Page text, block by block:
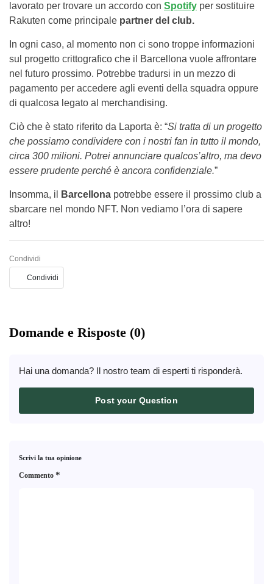
lavorato per trovare un accordo con Spotify per sostituire
Rakuten come principale partner del club.
In ogni caso, al momento non ci sono troppe informazioni
sul progetto crittografico che il Barcellona vuole affrontare
nel futuro prossimo. Potrebbe tradursi in un mezzo di
pagamento per accedere agli eventi della squadra oppure
di qualcosa legato al merchandising.
Ciò che è stato riferito da Laporta è: “Si tratta di un progetto
che possiamo condividere con i nostri fan in tutto il mondo,
circa 300 milioni. Potrei annunciare qualcos’altro, ma devo
essere prudente perché è ancora confidenziale.”
Insomma, il Barcellona potrebbe essere il prossimo club a
sbarcare nel mondo NFT. Non vediamo l’ora di sapere
altro!
Condividi
Condividi
Domande e Risposte (0)
Hai una domanda? Il nostro team di esperti ti risponderà.
Post your Question
Scrivi la tua opinione
Commento *